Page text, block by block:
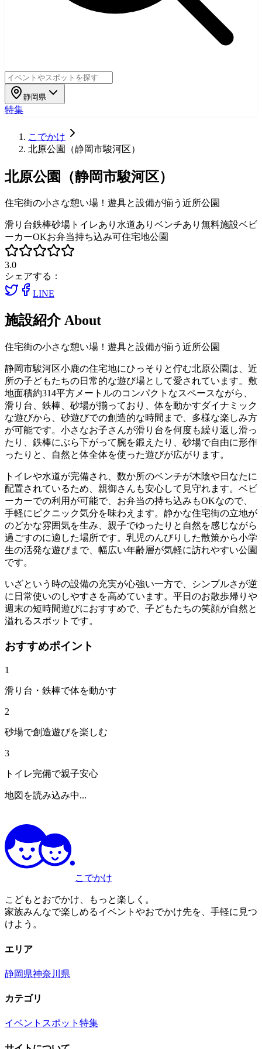
静岡県
特集
こでかけ
北原公園（静岡市駿河区）
北原公園（静岡市駿河区）
住宅街の小さな憩い場！遊具と設備が揃う近所公園
滑り台鉄棒砂場 トイレあり 水道あり ベンチあり 無料施設ベビ
ーカーOKお弁当持ち込み可住宅地公園
3.0
シェアする：
LINE
施設紹介 About
住宅街の小さな憩い場！遊具と設備が揃う近所公園
静岡市駿河区小鹿の住宅地にひっそりと佇む北原公園は、近
所の子どもたちの日常的な遊び場として愛されています。敷
地面積約314平方メートルのコンパクトなスペースながら、
滑り台、鉄棒、砂場が揃っており、体を動かすダイナミック
な遊びから、砂遊びでの創造的な時間まで、多様な楽しみ方
が可能です。小さなお子さんが滑り台を何度も繰り返し滑っ
たり、鉄棒にぶら下がって腕を鍛えたり、砂場で自由に形作
ったりと、自然と体全体を使った遊びが広がります。
トイレや水道が完備され、数か所のベンチが木陰や日なたに
配置されているため、親御さんも安心して見守れます。ベビ
ーカーでの利用が可能で、お弁当の持ち込みもOKなので、
手軽にピクニック気分を味わえます。静かな住宅街の立地が
のどかな雰囲気を生み、親子でゆったりと自然を感じながら
過ごすのに適した場所です。乳児のんびりした散策から小学
生の活発な遊びまで、幅広い年齢層が気軽に訪れやすい公園
です。
いざという時の設備の充実が心強い一方で、シンプルさが逆
に日常使いのしやすさを高めています。平日のお散歩帰りや
週末の短時間遊びにおすすめで、子どもたちの笑顔が自然と
溢れるスポットです。
おすすめポイント
1
滑り台・鉄棒で体を動かす
2
砂場で創造遊びを楽しむ
3
トイレ完備で親子安心
地図を読み込み中...
こでかけ
こどもとおでかけ、もっと楽しく。
家族みんなで楽しめるイベントやおでかけ先を、手軽に見つ
けよう。
エリア
静岡県神奈川県
カテゴリ
イベント スポット 特集